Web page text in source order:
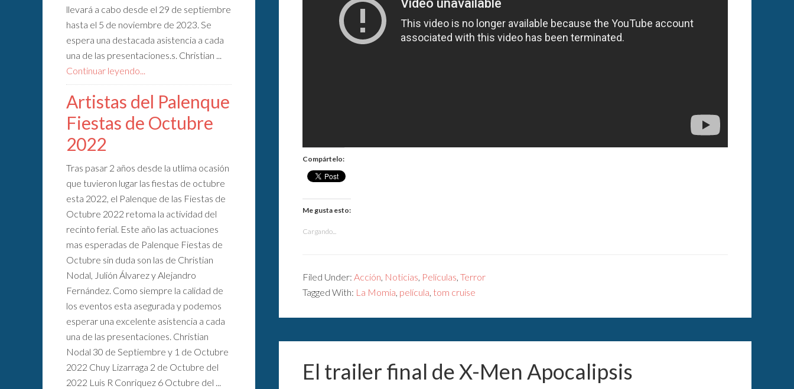
Compártelo:
Me gusta esto:
Cargando...
Filed Under: Acción, Noticias, Películas, Terror
Tagged With: La Momia, película, tom cruise
El trailer final de X-Men Apocalipsis
llevará a cabo desde el 29 de septiembre
hasta el 5 de noviembre de 2023. Se
espera una destacada asistencia a cada
una de las presentaciones.s. Christian ...
Continuar leyendo...
Artistas del Palenque
Fiestas de Octubre
2022
Tras pasar 2 años desde la utlima ocasión
que tuvieron lugar las fiestas de octubre
esta 2022, el Palenque de las Fiestas de
Octubre 2022 retoma la actividad del
recinto ferial. Este año las actuaciones
mas esperadas de Palenque Fiestas de
Octubre sin duda son las de Christian
Nodal, Julión Álvarez y Alejandro
Fernández. Como siempre la calidad de
los eventos esta asegurada y podemos
esperar una excelente asistencia a cada
una de las presentaciones. Christian
Nodal 30 de Septiembre y 1 de Octubre
2022 Chuy Lizarraga 2 de Octubre del
2022 Luis R Conriquez 6 Octubre del ...